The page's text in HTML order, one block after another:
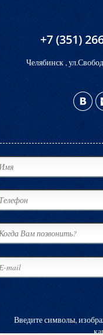
+7 (351)
Челябинск ,
Введите символы,